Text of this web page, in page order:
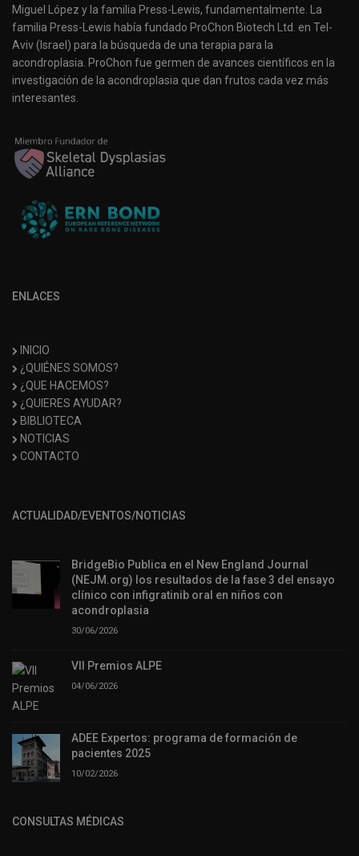
Miguel López y la familia Press-Lewis, fundamentalmente. La
familia Press-Lewis había fundado ProChon Biotech Ltd. en Tel-
Aviv (Israel) para la búsqueda de una terapia para la
acondroplasia. ProChon fue germen de avances científicos en la
investigación de la acondroplasia que dan frutos cada vez más
interesantes.
ENLACES
INICIO
¿QUIÉNES SOMOS?
¿QUE HACEMOS?
¿QUIERES AYUDAR?
BIBLIOTECA
NOTICIAS
CONTACTO
ACTUALIDAD/EVENTOS/NOTICIAS
BridgeBio Publica en el New England Journal
(NEJM.org) los resultados de la fase 3 del ensayo
clínico con infigratinib oral en niños con
acondroplasia
30/06/2026
VII Premios ALPE
04/06/2026
ADEE Expertos: programa de formación de
pacientes 2025
10/02/2026
CONSULTAS MÉDICAS